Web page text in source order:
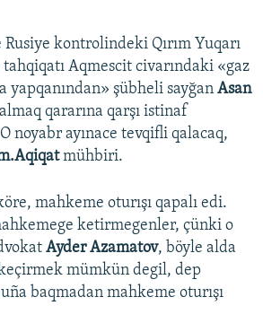
kontrolindeki Qırım Yuqarı
Aqmescit civarındaki «gaz
yapqanından» şübheli sayğan Asan
qararına qarşı istinaf
noyabr ayınace tevqifli qalacaq,
mühbiri.
mahkeme oturışı qapalı edi.
ketirmegenler, çünki o
Ayder Azamatov, böyle alda
keçirmek mümkün degil, dep
baqmadan mahkeme oturışı